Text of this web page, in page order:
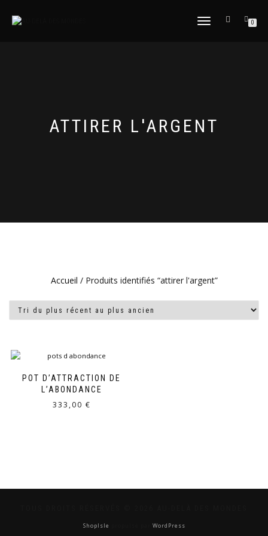
DÉPLIER
0
ATTIRER L'ARGENT
Accueil / Produits identifiés “attirer l'argent”
POT D’ATTRACTION DE
L’ABONDANCE
333,00 €
ShopIsle WordPress